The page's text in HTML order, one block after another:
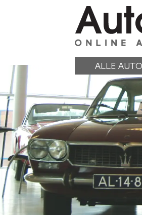
ALLE